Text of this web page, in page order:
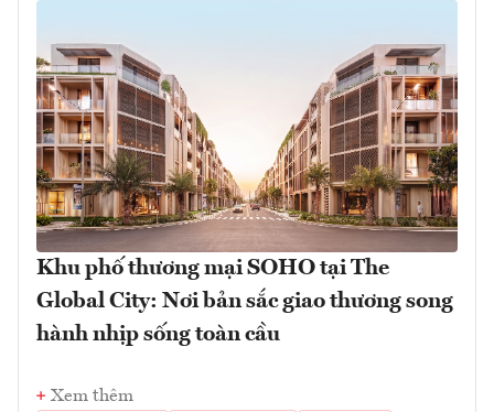
Khu phố thương mại SOHO tại The
Global City: Nơi bản sắc giao thương song
hành nhịp sống toàn cầu
Xem thêm